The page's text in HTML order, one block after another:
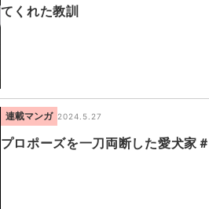
てくれた教訓
連載マンガ 2024.5.27
プロポーズを一刀両断した愛犬家